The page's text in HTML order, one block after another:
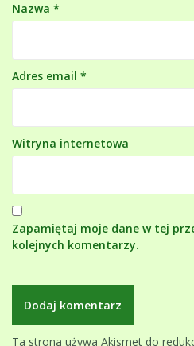
Nazwa *
Adres email *
Witryna internetowa
Zapamiętaj moje dane w tej
kolejnych komentarzy.
Ta strona używa Akismet do